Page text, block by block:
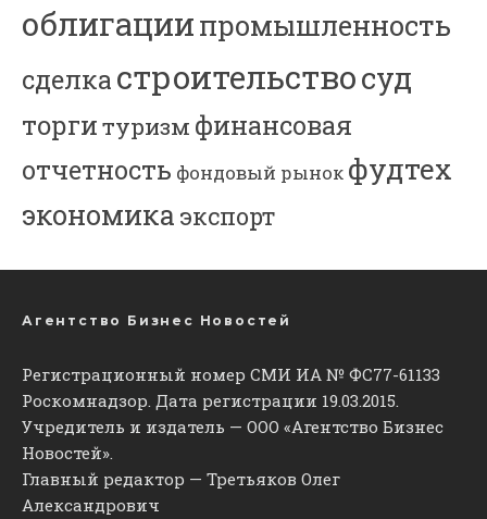
облигациипромышленность
сделкастроительствосуд
торгитуризм финансовая
отчетность фондовый рынок фудтех
экономика экспорт
Агентство Бизнес Новостей
Регистрационный номер СМИ ИА № ФС77-61133
Роскомнадзор. Дата регистрации 19.03.2015.
Учредитель и издатель — ООО «Агентство Бизнес
Новостей».
Главный редактор — Третьяков Олег
Александрович